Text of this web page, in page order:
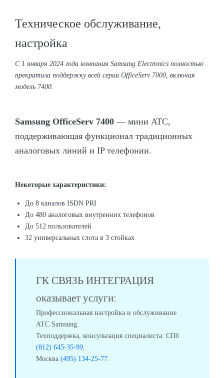
Техническое обслуживание,
настройка
С 1 января 2024 года компания Samsung Electronics полностью
прекратила поддержку всей серии OfficeServ 7000, включая
модель 7400.
Samsung OfficeServ 7400 — мини АТС,
поддерживающая функционал традиционных
аналоговых линий и IP телефонии.
Некоторые характеристики:
До 8 каналов ISDN PRI
До 480 аналоговых внутренних телефонов
До 512 пользователей
32 универсальных слота в 3 стойках
ГК СВЯЗЬ ИНТЕГРАЦИЯ
оказывает услуги:
Профессиональная настройка и обслуживание
АТС Samsung.
Техподдержка, консультация специалиста: СПб
(812) 645-35-99,
Москва (495) 134-25-77.